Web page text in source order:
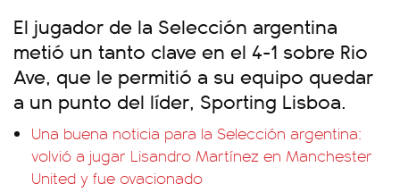
El jugador de la Selección argentina
metió un tanto clave en el 4-1 sobre Rio
Ave, que le permitió a su equipo quedar
a un punto del líder, Sporting Lisboa.
Una buena noticia para la Selección argentina:
volvió a jugar Lisandro Martínez en Manchester
United y fue ovacionado